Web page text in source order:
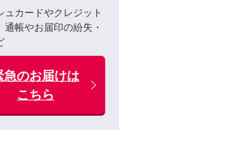
ュカードやクレジット
通帳やお届印の紛失・
急のお届けは
こちら